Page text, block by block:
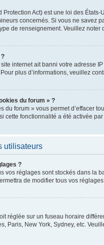
Protection Act) est une loi des
concernés. Si vous ne savez
de renseignement. Veuillez noter
?
internet ait banni votre adresse
plus d’informations, veuillez
du forum » ?
du forum » vous permet d’effacer
cette fonctionnalité a été activée
utilisateurs
?
vos réglages sont stockés dans la
de modifier tous vos
réglée sur un fuseau horaire
Paris, New York, Sydney, etc.